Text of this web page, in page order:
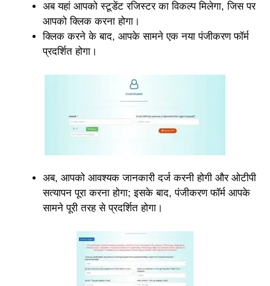
अब यहां आपको स्टूडेंट रजिस्टर का विकल्प मिलेगा, जिस पर
आपको क्लिक करना होगा।
क्लिक करने के बाद, आपके सामने एक नया पंजीकरण फॉर्म
प्रदर्शित होगा।
अब, आपको आवश्यक जानकारी दर्ज करनी होगी और ओटीपी
सत्यापन पूरा करना होगा; इसके बाद, पंजीकरण फॉर्म आपके
सामने पूरी तरह से प्रदर्शित होगा।